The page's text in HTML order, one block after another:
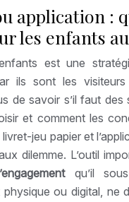
application :
les enfants
est une
ils sont les
de savoir s’il faut des
et comment les
jeu papier et
dilemme. L’outil
qu’il
physique ou digital, ne